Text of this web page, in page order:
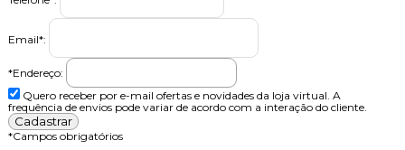
Email*:
*Endereço:
Quero receber por e-mail ofertas e novidades da loja virtual. A
frequência de envios pode variar de acordo com a interação do cliente.
*Campos obrigatórios